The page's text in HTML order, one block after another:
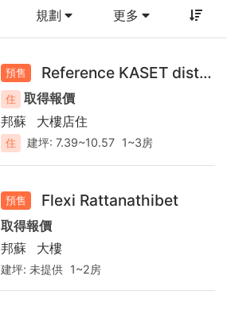
規劃 更多
預售 Reference KASET district
住
取得報價
邦蘇
大樓店住
住 建坪:7.39~10.57 1~3房
預售 Flexi Rattanathibet
取得報價
邦蘇
大樓
建坪:未提供 1~2房